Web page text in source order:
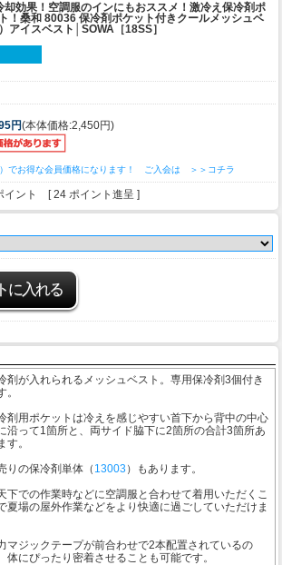
効果！空調服のインにもおススメ！激冷え保冷剤ポ
！ 桑和 80036 保冷剤ポケット付きクールメッシュベ
アイスベスト│SOWA［18SS］
円(本体価格:2,450円)
でお得な会員価格になります！ ご入会は ＞＞コチラ
イント [ 24 ポイント進呈 ]
剤が入れられるメッシュベスト。専用保冷剤3個付き
。
剤用ポケットは冷えを感じやすい首下から背中の中心
沿って1箇所と、両サイド脇下に2箇所の合計3箇所あ
す。
りの保冷剤単体（ 13003 ）もあります。
下での作業時などに空調服と合わせて着用いただくこ
夏場の屋外作業などをより快適に過ごしていただけま
マジックテープが前合わせで2本配置されているの
体にぴったり密着させることも可能です。